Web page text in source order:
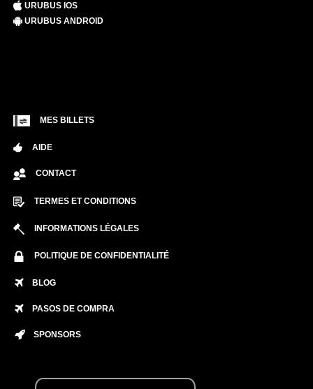
URUBUS IOS
URUBUS ANDROID
MES BILLETS
AIDE
CONTACT
TERMES ET CONDITIONS
INFORMATIONS LÉGALES
POLITIQUE DE CONFIDENTIALITÉ
BLOG
PASOS DE COMPRA
SPONSORS